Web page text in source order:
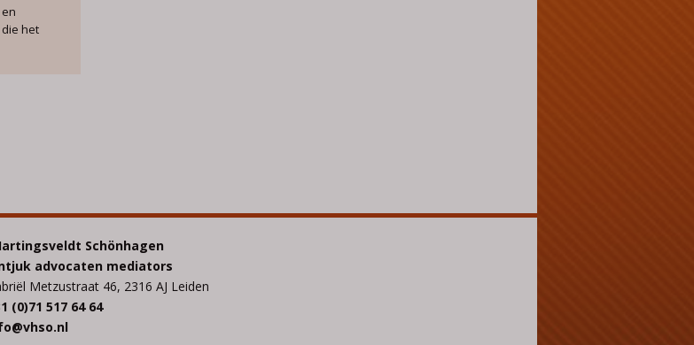
het
Schönhagen
advocaten mediators
Metzustraat 46, 2316 AJ Leiden
(0)71 517 64 64